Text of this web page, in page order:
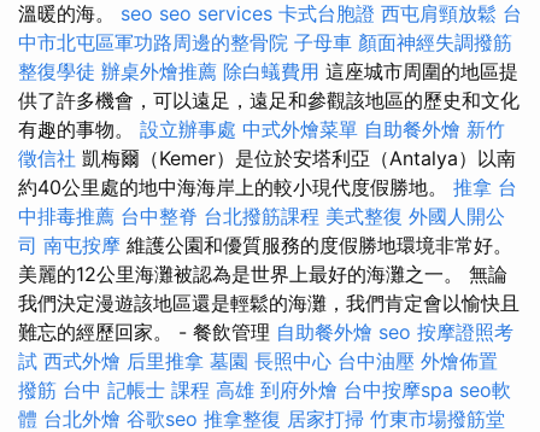
溫暖的海。 seo seo services 卡式台胞證 西屯肩頸放鬆 台
中市北屯區軍功路周邊的整骨院 子母車 顏面神經失調撥筋
整復學徒 辦桌外燴推薦 除白蟻費用 這座城市周圍的地區提
供了許多機會，可以遠足，遠足和參觀該地區的歷史和文化
有趣的事物。 設立辦事處 中式外燴菜單 自助餐外燴 新竹
徵信社 凱梅爾（Kemer）是位於安塔利亞（Antalya）以南
約40公里處的地中海海岸上的較小現代度假勝地。 推拿 台
中排毒推薦 台中整脊 台北撥筋課程 美式整復 外國人開公
司 南屯按摩 維護公園和優質服務的度假勝地環境非常好。
美麗的12公里海灘被認為是世界上最好的海灘之一。 無論
我們決定漫遊該地區還是輕鬆的海灘，我們肯定會以愉快且
難忘的經歷回家。 - 餐飲管理 自助餐外燴 seo 按摩證照考
試 西式外燴 后里推拿 墓園 長照中心 台中油壓 外燴佈置
撥筋 台中 記帳士 課程 高雄 到府外燴 台中按摩spa seo軟
體 台北外燴 谷歌seo 推拿整復 居家打掃 竹東市場撥筋堂